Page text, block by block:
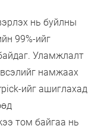
нь буйлны
99%-ийг
Уламжлалт
намжаах
ийг ашиглахад
том байгаа нь